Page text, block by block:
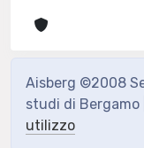
Aisberg ©2008
studi di Bergamo |
utilizzo